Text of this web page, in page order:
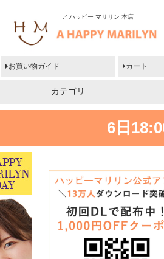
ア ハッピー マリリン 本店
お買い物ガイド カート
カテゴリ
6日